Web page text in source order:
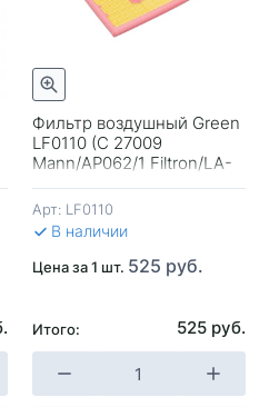
Фильтр воздушный Green
LF0110 (C 27009
Mann/AP062/1 Filtron/LA-
2074 Lynx)
Арт: LF0110
В наличии
Цена за 1 шт. 525 руб.
Итого: 525 руб.
+
В КОРЗИНУ
-